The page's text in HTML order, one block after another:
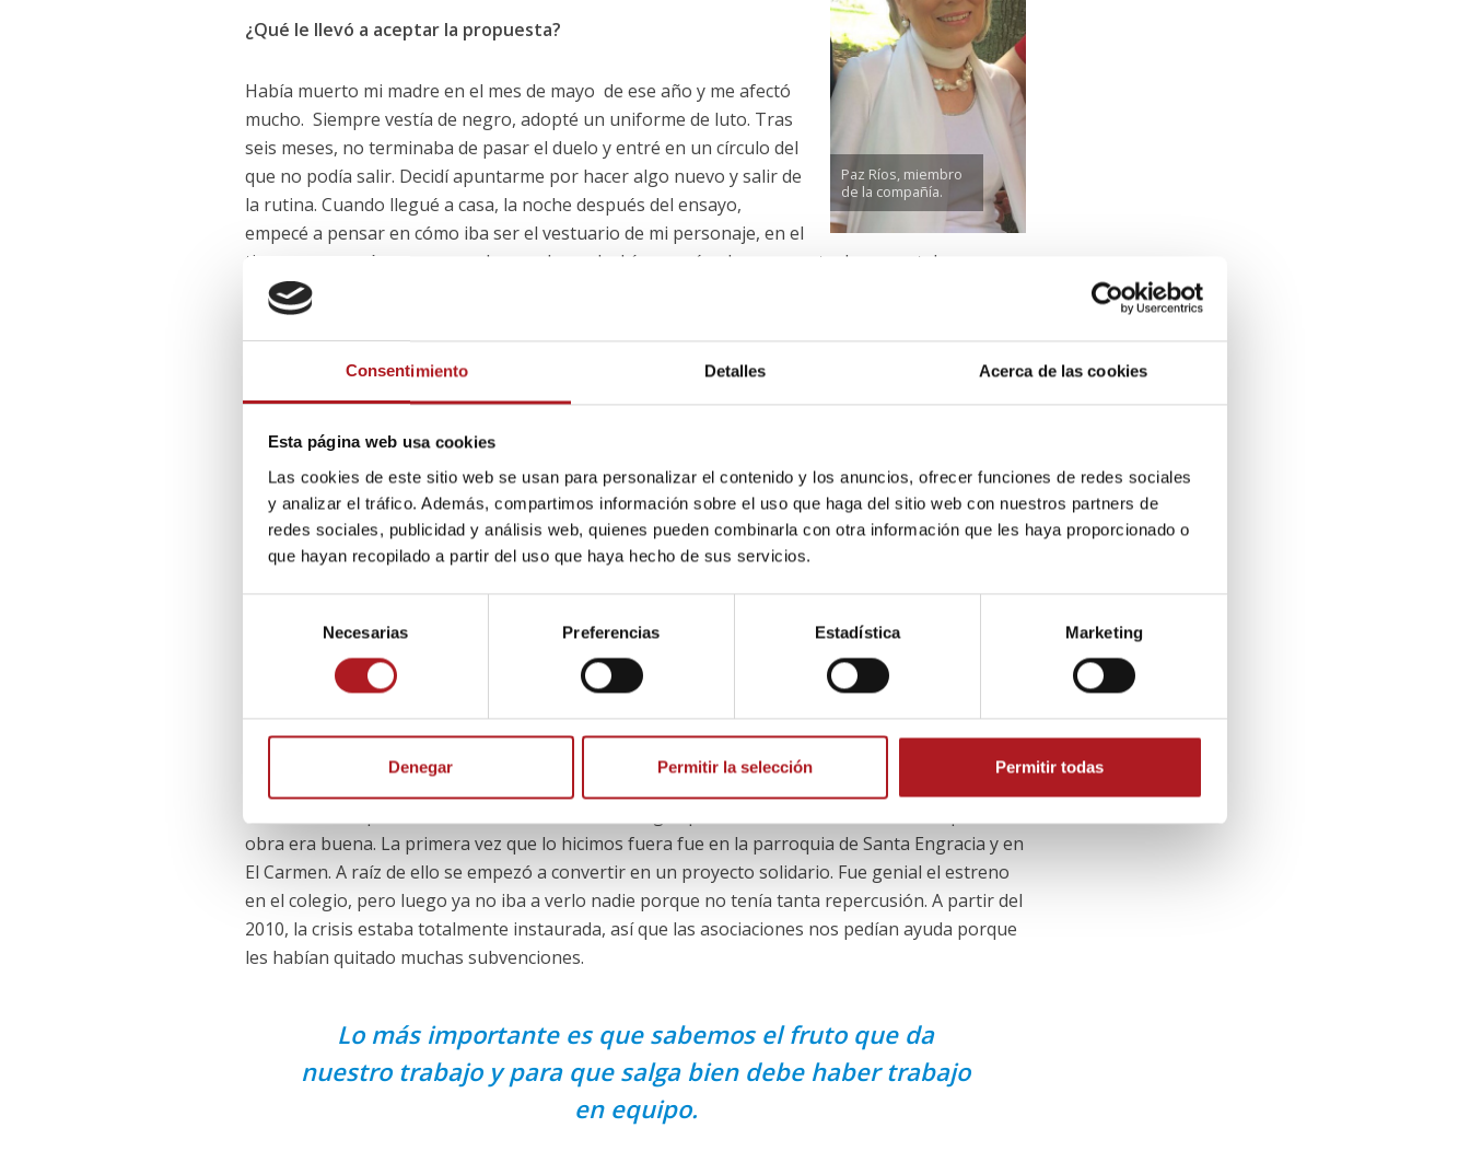
Consentimiento Detalles Acerca de las cookies
Esta página web usa cookies
Las cookies de este sitio web se usan para personalizar el contenido y los anuncios, ofrecer funciones de redes sociales
y analizar el tráfico. Además, compartimos información sobre el uso que haga del sitio web con nuestros partners de
redes sociales, publicidad y análisis web, quienes pueden combinarla con otra información que les haya proporcionado o
que hayan recopilado a partir del uso que haya hecho de sus servicios.
n
d
e
c
o
n
Necesarias Preferencias Estadística Marketing
Denegar Permitir la selección Permitir todas
Paz Ríos, miembro
de la compañía.
¿Qué le llevó a aceptar la propuesta?
Había muerto mi madre en el mes de mayo de ese año y me afectó
mucho. Siempre vestía de negro, adopté un uniforme de luto. Tras
seis meses, no terminaba de pasar el duelo y entré en un círculo del
que no podía salir. Decidí apuntarme por hacer algo nuevo y salir de
la rutina. Cuando llegué a casa, la noche después del ensayo,
empecé a pensar en cómo iba ser el vestuario de mi personaje, en el
tiempo que tenía para aprenderme el papel, ahí empecé a darme cuenta de que estaba
ilusionada con algo.
El hecho de tener una meta, el proceso de estudiarme el
texto, de diseñar y elaborar mis vestidos, todo ello ha
hecho que me cambiara la vida.
¿Qué le aporta el teatro?
permitido desarrollar mucho la imaginación. El hecho de tener una meta, el proceso de
estudiarme el texto, de diseñar y elaborar mis vestidos, todo ello ha hecho que me cambiara la
obra era buena. La primera vez que lo hicimos fuera fue en la parroquia de Santa Engracia y en
El Carmen. A raíz de ello se empezó a convertir en un proyecto solidario. Fue genial el estreno
en el colegio, pero luego ya no iba a verlo nadie porque no tenía tanta repercusión. A partir del
2010, la crisis estaba totalmente instaurada, así que las asociaciones nos pedían ayuda porque
les habían quitado muchas subvenciones.
Lo más importante es que sabemos el fruto que da
nuestro trabajo y para que salga bien debe haber trabajo
en equipo.